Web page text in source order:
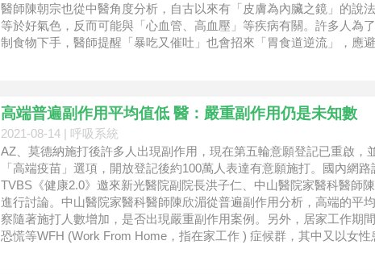
醫師陳朝宗也從中醫角度分析，自古以來有「皮膚為內臟之鏡」的說
等於好氣色，反而可能與「心血管、高血壓」等疾病有關。許多人為
制食物下手，醫師提醒「暴吃又催吐」也會招來「胃食道逆流」，應
高端普遍副作用平均值低 醫：嚴重副作用仍是未知數
2021-08-14 | 呼吸系統
AZ、莫德納施打後許多人出現副作用，現在第五輪意願登記已重啟，
「高端疫苗」選項，開放登記後約100萬人表達有意願施打。國內網
TVBS《健康2.0》邀來新光醫院副院長洪子仁、中山醫院家醫科醫師
進行討論。中山醫院家醫科醫師陳欣湄從普遍副作用分析，高端的平
察隨著施打人數增加，是否出現嚴重副作用案例。另外，居家工作期
恐慌等WFH (Work From Home，指在家工作 ) 症候群，其中又以女性